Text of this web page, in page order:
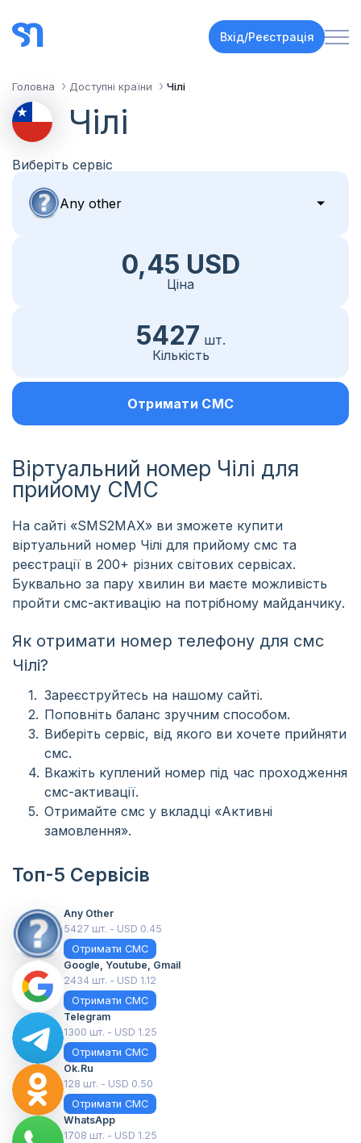
Вхід/Реєстрація
Головна Доступні країни Чілі
Чілі
Виберіть сервіс
0,45 USD
Ціна
5427 шт.
Кількість
Отримати СМС
Віртуальний номер Чілі для
прийому СМС
На сайті «SMS2MAX» ви зможете купити
віртуальний номер Чілі для прийому смс та
реєстрації в 200+ різних світових сервісах.
Буквально за пару хвилин ви маєте можливість
пройти смс-активацію на потрібному майданчику.
Як отримати номер телефону для смс
Чілі?
Зареєструйтесь на нашому сайті.
Поповніть баланс зручним способом.
Виберіть сервіс, від якого ви хочете прийняти
смс.
Вкажіть куплений номер під час проходження
смс-активації.
Отримайте смс у вкладці «Активні
замовлення».
Топ-5 Сервісів
Any Other
5427 шт. - USD 0.45
Отримати СМС
Google, Youtube, Gmail
2434 шт. - USD 1.12
Отримати СМС
Telegram
1300 шт. - USD 1.25
Отримати СМС
Ok.ru
128 шт. - USD 0.50
Отримати СМС
WhatsApp
1708 шт. - USD 1.25